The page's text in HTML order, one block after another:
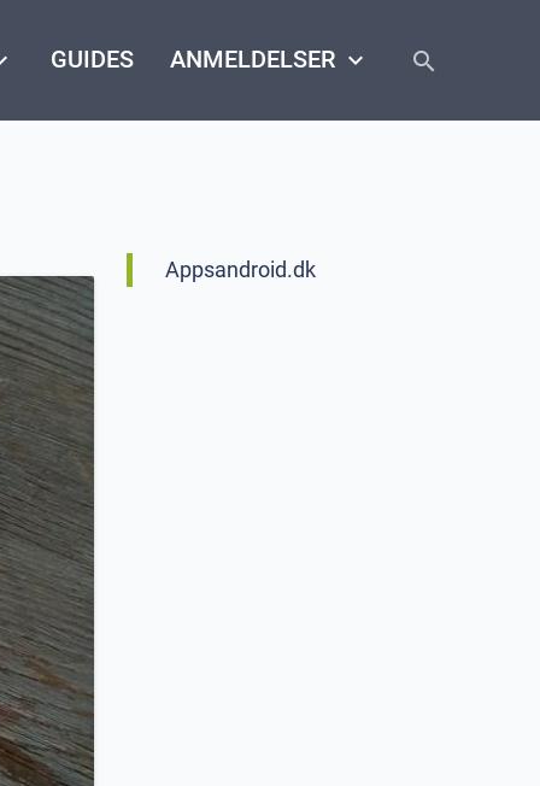
GUIDES ANMELDELSER keyboard_arrow_down search
close
Appsandroid.dk